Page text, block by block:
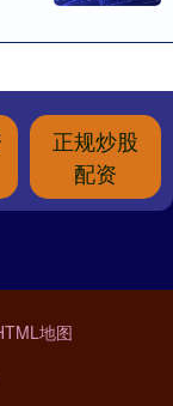
正规炒股
配资
地图